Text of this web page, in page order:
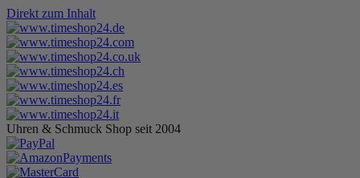
Direkt zum Inhalt
Uhren & Schmuck Shop seit 2004